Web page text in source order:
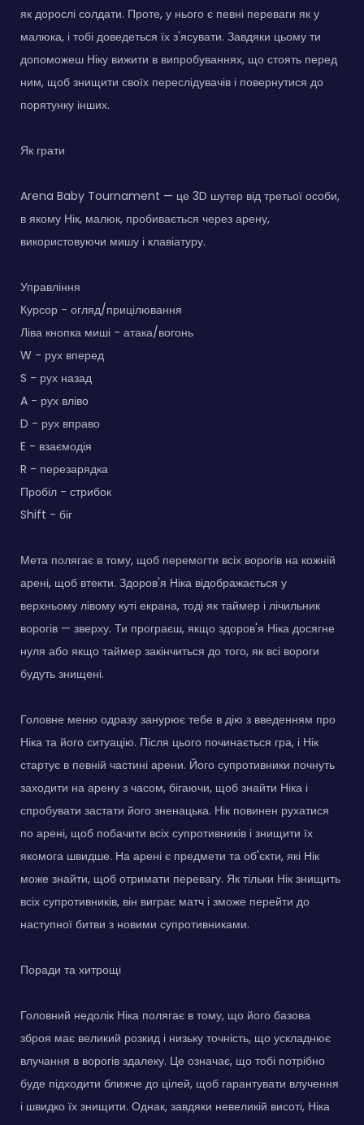
як дорослі солдати. Проте, у нього є певні переваги як у
малюка, і тобі доведеться їх з'ясувати. Завдяки цьому ти
допоможеш Ніку вижити в випробуваннях, що стоять перед
ним, щоб знищити своїх переслідувачів і повернутися до
порятунку інших.
Як грати
Arena Baby Tournament — це 3D шутер від третьої особи,
в якому Нік, малюк, пробивається через арену,
використовуючи мишу і клавіатуру.
Управління
Курсор - огляд/прицілювання
Ліва кнопка миші - атака/вогонь
W - рух вперед
S - рух назад
A - рух вліво
D - рух вправо
E - взаємодія
R - перезарядка
Пробіл - стрибок
Shift - біг
Мета полягає в тому, щоб перемогти всіх ворогів на кожній
арені, щоб втекти. Здоров'я Ніка відображається у
верхньому лівому куті екрана, тоді як таймер і лічильник
ворогів — зверху. Ти програєш, якщо здоров'я Ніка досягне
нуля або якщо таймер закінчиться до того, як всі вороги
будуть знищені.
Головне меню одразу занурює тебе в дію з введенням про
Ніка та його ситуацію. Після цього починається гра, і Нік
стартує в певній частині арени. Його супротивники почнуть
заходити на арену з часом, бігаючи, щоб знайти Ніка і
спробувати застати його зненацька. Нік повинен рухатися
по арені, щоб побачити всіх супротивників і знищити їх
якомога швидше. На арені є предмети та об'єкти, які Нік
може знайти, щоб отримати перевагу. Як тільки Нік знищить
всіх супротивників, він виграє матч і зможе перейти до
наступної битви з новими супротивниками.
Поради та хитрощі
Головний недолік Ніка полягає в тому, що його базова
зброя має великий розкид і низьку точність, що ускладнює
влучання в ворогів здалеку. Це означає, що тобі потрібно
буде підходити ближче до цілей, щоб гарантувати влучення
і швидко їх знищити. Однак, завдяки невеликій висоті, Ніка